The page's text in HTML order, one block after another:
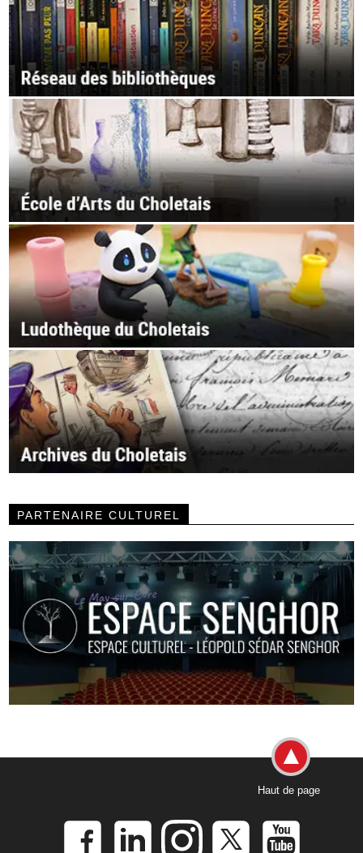
PARTENAIRE CULTUREL
Haut de page